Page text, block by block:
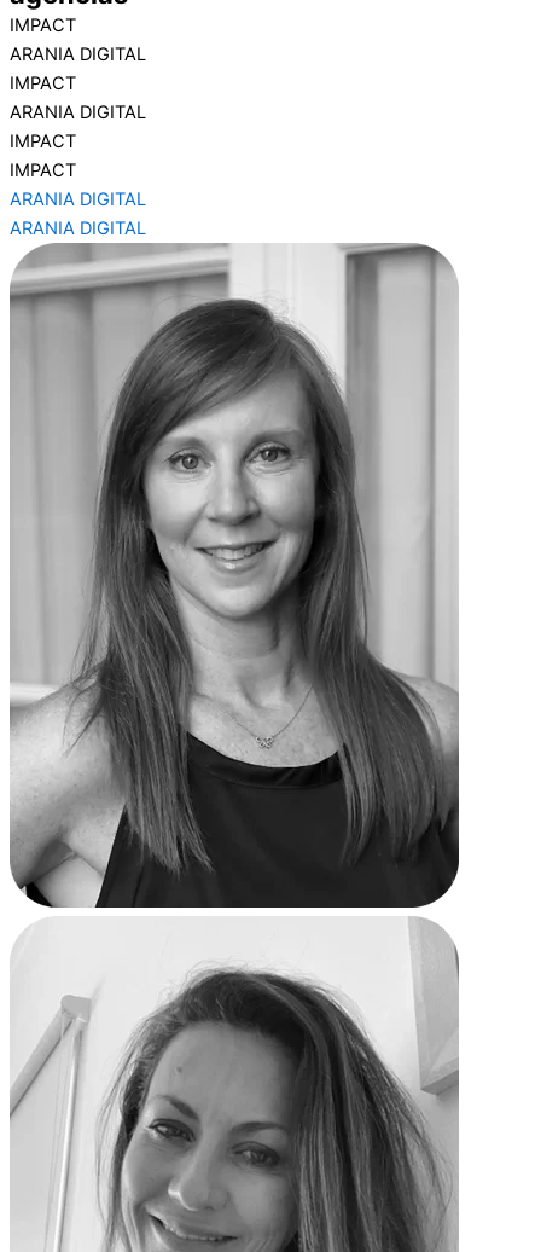
IMPACT
ARANIA DIGITAL
IMPACT
ARANIA DIGITAL
IMPACT
IMPACT
ARANIA DIGITAL
ARANIA DIGITAL